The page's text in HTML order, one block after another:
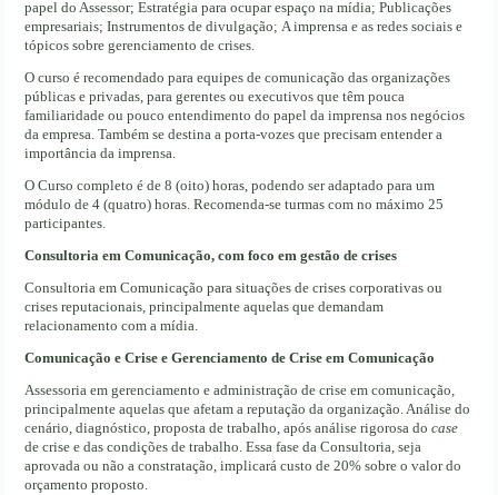
papel do Assessor; Estratégia para ocupar espaço na mídia; Publicações
empresariais; Instrumentos de divulgação; A imprensa e as redes sociais e
tópicos sobre gerenciamento de crises.
O curso é recomendado para equipes de comunicação das organizações
públicas e privadas, para gerentes ou executivos que têm pouca
familiaridade ou pouco entendimento do papel da imprensa nos negócios
da empresa. Também se destina a porta-vozes que precisam entender a
importância da imprensa.
O Curso completo é de 8 (oito) horas, podendo ser adaptado para um
módulo de 4 (quatro) horas. Recomenda-se turmas com no máximo 25
participantes.
Consultoria emComunicação, com foco em gestão de crises
Consultoria em Comunicação para situações de crises corporativas ou
crises reputacionais, principalmente aquelas que demandam
relacionamento com a mídia.
Comunicação e Crise e Gerenciamento de Crise em Comunicação
Assessoria em gerenciamento e administração de crise em comunicação,
principalmente aquelas que afetam a reputação da organização. Análise do
cenário, diagnóstico, proposta de trabalho, após análise rigorosa docase
de crise e das condições de trabalho. Essa fase da Consultoria, seja
aprovada ou não a constratação, implicará custo de 20% sobre o valor do
orçamento proposto.